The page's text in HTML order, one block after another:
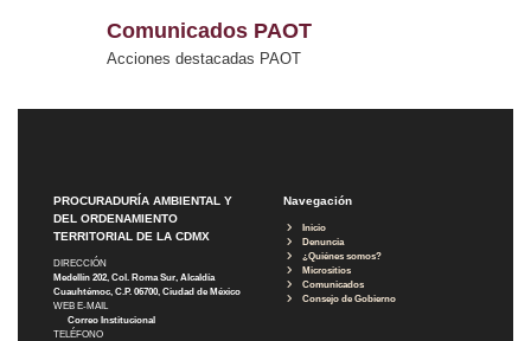
Comunicados PAOT
Acciones destacadas PAOT
PROCURADURÍA AMBIENTAL Y
DEL ORDENAMIENTO
TERRITORIAL DE LA CDMX
DIRECCIÓN
Medellín 202, Col. Roma Sur, Alcaldía
Cuauhtémoc, C.P. 06700, Ciudad de México
WEB E-MAIL
Correo Institucional
TELÉFONO
Navegación
Inicio
Denuncia
¿Quiénes somos?
Micrositios
Comunicados
Consejo de Gobierno